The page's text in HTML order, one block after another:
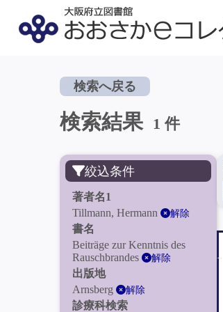
検索へ戻る
検索結果 1 件
絞込条件
著者名1
Tillmann, Hermann
解除
書名
Beiträge zur Kenntnis des
Rauschbrandes
解除
出版地
Arnsberg
解除
診療科検索